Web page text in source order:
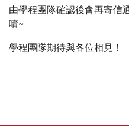
由學程團隊確認後會再寄信
唷~
學程團隊期待與各位相見！